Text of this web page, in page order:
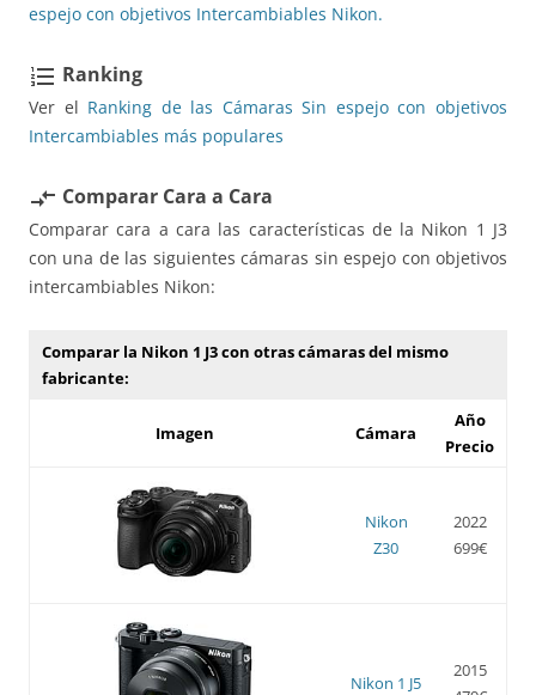
espejo con objetivos Intercambiables Nikon.
format_list_numbered Ranking
Ver el Ranking de las Cámaras Sin espejo con objetivos
Intercambiables más populares
compare_arrows Comparar Cara a Cara
Comparar cara a cara las características de la Nikon 1 J3
con una de las siguientes cámaras sin espejo con objetivos
intercambiables Nikon:
Comparar la Nikon 1 J3 con otras cámaras del mismo
fabricante:
Imagen Cámara
Año
Precio
Nikon
Z30
2022
699€
Nikon 1 J5
2015